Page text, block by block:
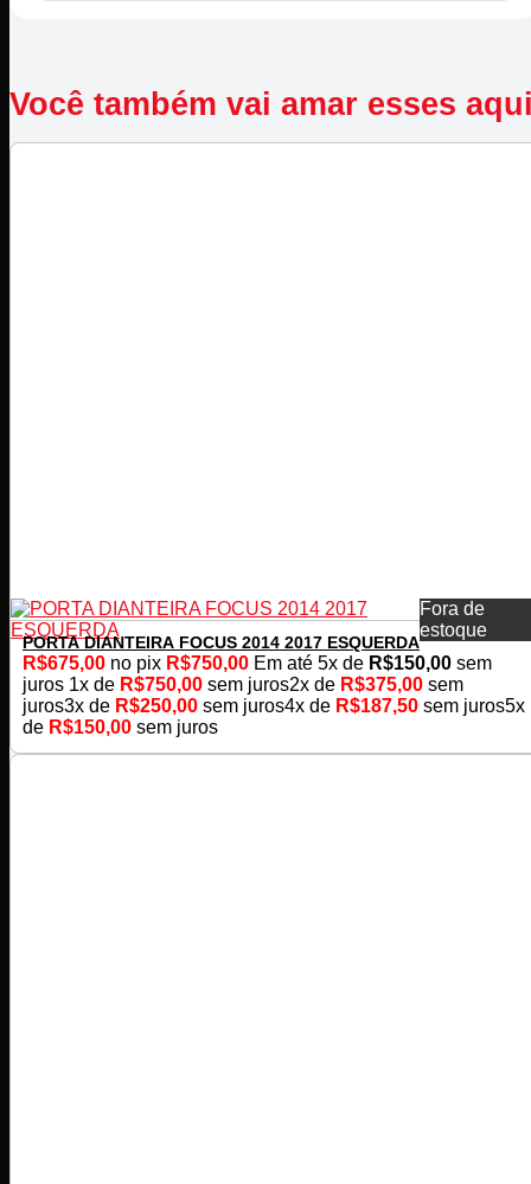
Você também vai amar esses
Fora de
estoque
PORTA DIANTEIRA FOCUS 2014 2017 ESQUERDA
R$675,00 no pix R$750,00 Em até 5x de R$150,00 sem
juros 1x de R$750,00 sem juros2x de R$375,00 sem
juros3x de R$250,00 sem juros4x de R$187,50 sem juros5x
de R$150,00 sem juros